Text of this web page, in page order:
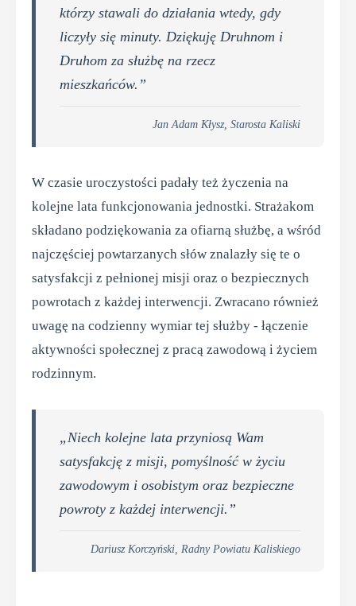
którzy stawali do działania wtedy, gdy
liczyły się minuty. Dziękuję Druhnom i
Druhom za służbę na rzecz
mieszkańców.”
Jan Adam Kłysz, Starosta Kaliski
W czasie uroczystości padały też życzenia na
kolejne lata funkcjonowania jednostki. Strażakom
składano podziękowania za ofiarną służbę, a wśród
najczęściej powtarzanych słów znalazły się te o
satysfakcji z pełnionej misji oraz o bezpiecznych
powrotach z każdej interwencji. Zwracano również
uwagę na codzienny wymiar tej służby - łączenie
aktywności społecznej z pracą zawodową i życiem
rodzinnym.
„Niech kolejne lata przyniosą Wam
satysfakcję z misji, pomyślność w życiu
zawodowym i osobistym oraz bezpieczne
powroty z każdej interwencji.”
Dariusz Korczyński, Radny Powiatu Kaliskiego